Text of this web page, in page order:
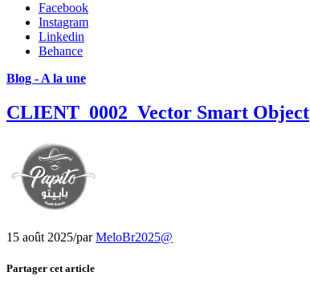
Facebook
Instagram
Linkedin
Behance
Blog - A la une
CLIENT_0002_Vector Smart Object
15 août 2025/parMeloBr2025@
Partager cet article